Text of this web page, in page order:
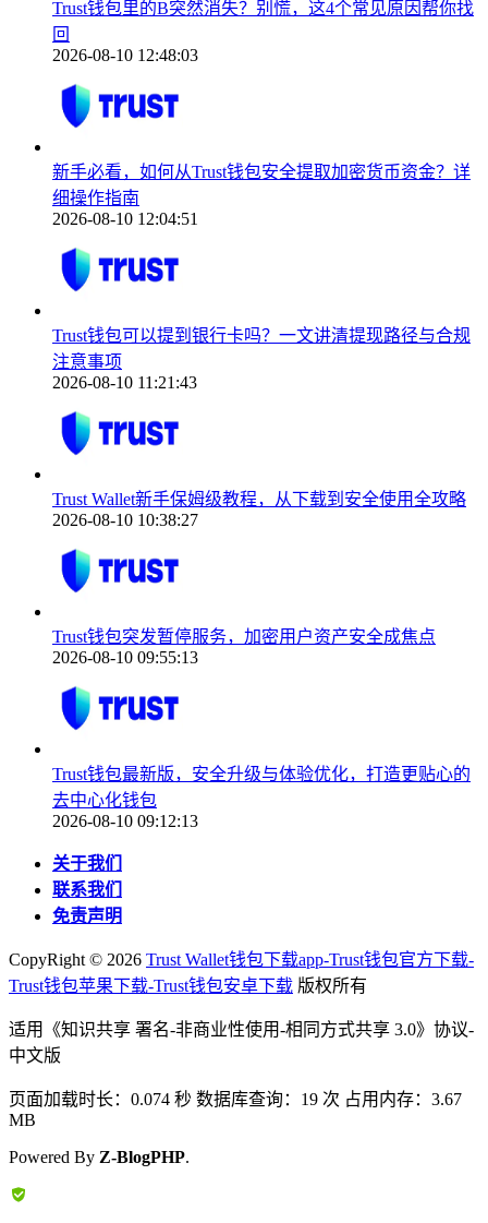
Trust钱包里的B突然消失？别慌，这4个常见原因帮你找
回
2026-08-10 12:48:03
新手必看，如何从Trust钱包安全提取加密货币资金？详
细操作指南
2026-08-10 12:04:51
Trust钱包可以提到银行卡吗？一文讲清提现路径与合规
注意事项
2026-08-10 11:21:43
Trust Wallet新手保姆级教程，从下载到安全使用全攻略
2026-08-10 10:38:27
Trust钱包突发暂停服务，加密用户资产安全成焦点
2026-08-10 09:55:13
Trust钱包最新版，安全升级与体验优化，打造更贴心的
去中心化钱包
2026-08-10 09:12:13
关于我们
联系我们
免责声明
CopyRight © 2026 Trust Wallet钱包下载app-Trust钱包官方下载-
Trust钱包苹果下载-Trust钱包安卓下载 版权所有
适用《知识共享 署名-非商业性使用-相同方式共享 3.0》协议-
中文版
页面加载时长：0.074 秒 数据库查询：19 次 占用内存：3.67
MB
Powered By Z-BlogPHP.